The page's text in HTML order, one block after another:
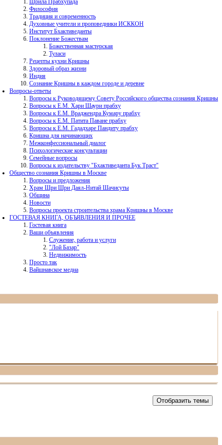
Шрила Прабхупада
Философия
Традиция и современность
Духовные учители и проповедники ИСККОН
Институт Бхактиведанты
Поклонение Божествам
Божественная мастерская
Туласи
Рецепты кухни Кришны
Здоровый образ жизни
Индия
Сознание Кришны в каждом городе и деревне
Вопросы-ответы
Вопросы к Руководящему Совету Российского общества сознания Кришны
Вопросы к Е.М. Хари Шаури прабху
Вопросы к Е.М. Враджендра Кумару прабху
Вопросы к Е.М. Патита Паване прабху
Вопросы к Е.М. Гададхаре Пандиту прабху
Кришна для начинающих
Межконфессиональный диалог
Психологические консультации
Семейные вопросы
Вопросы к издательству "Бхактиведанта Бук Траст"
Общество сознания Кришны в Москве
Вопросы и предложения
Храм Шри Шри Даял-Нитай Шачисуты
Община
Новости
Вопросы проекта строительства храма Кришны в Москве
ГОСТЕВАЯ КНИГА, ОБЪЯВЛЕНИЯ И ПРОЧЕЕ
Гостевая книга
Ваши объявления
Служение, работа и услуги
"Лой Базар"
Недвижимость
Просто так
Вайшнавское медиа